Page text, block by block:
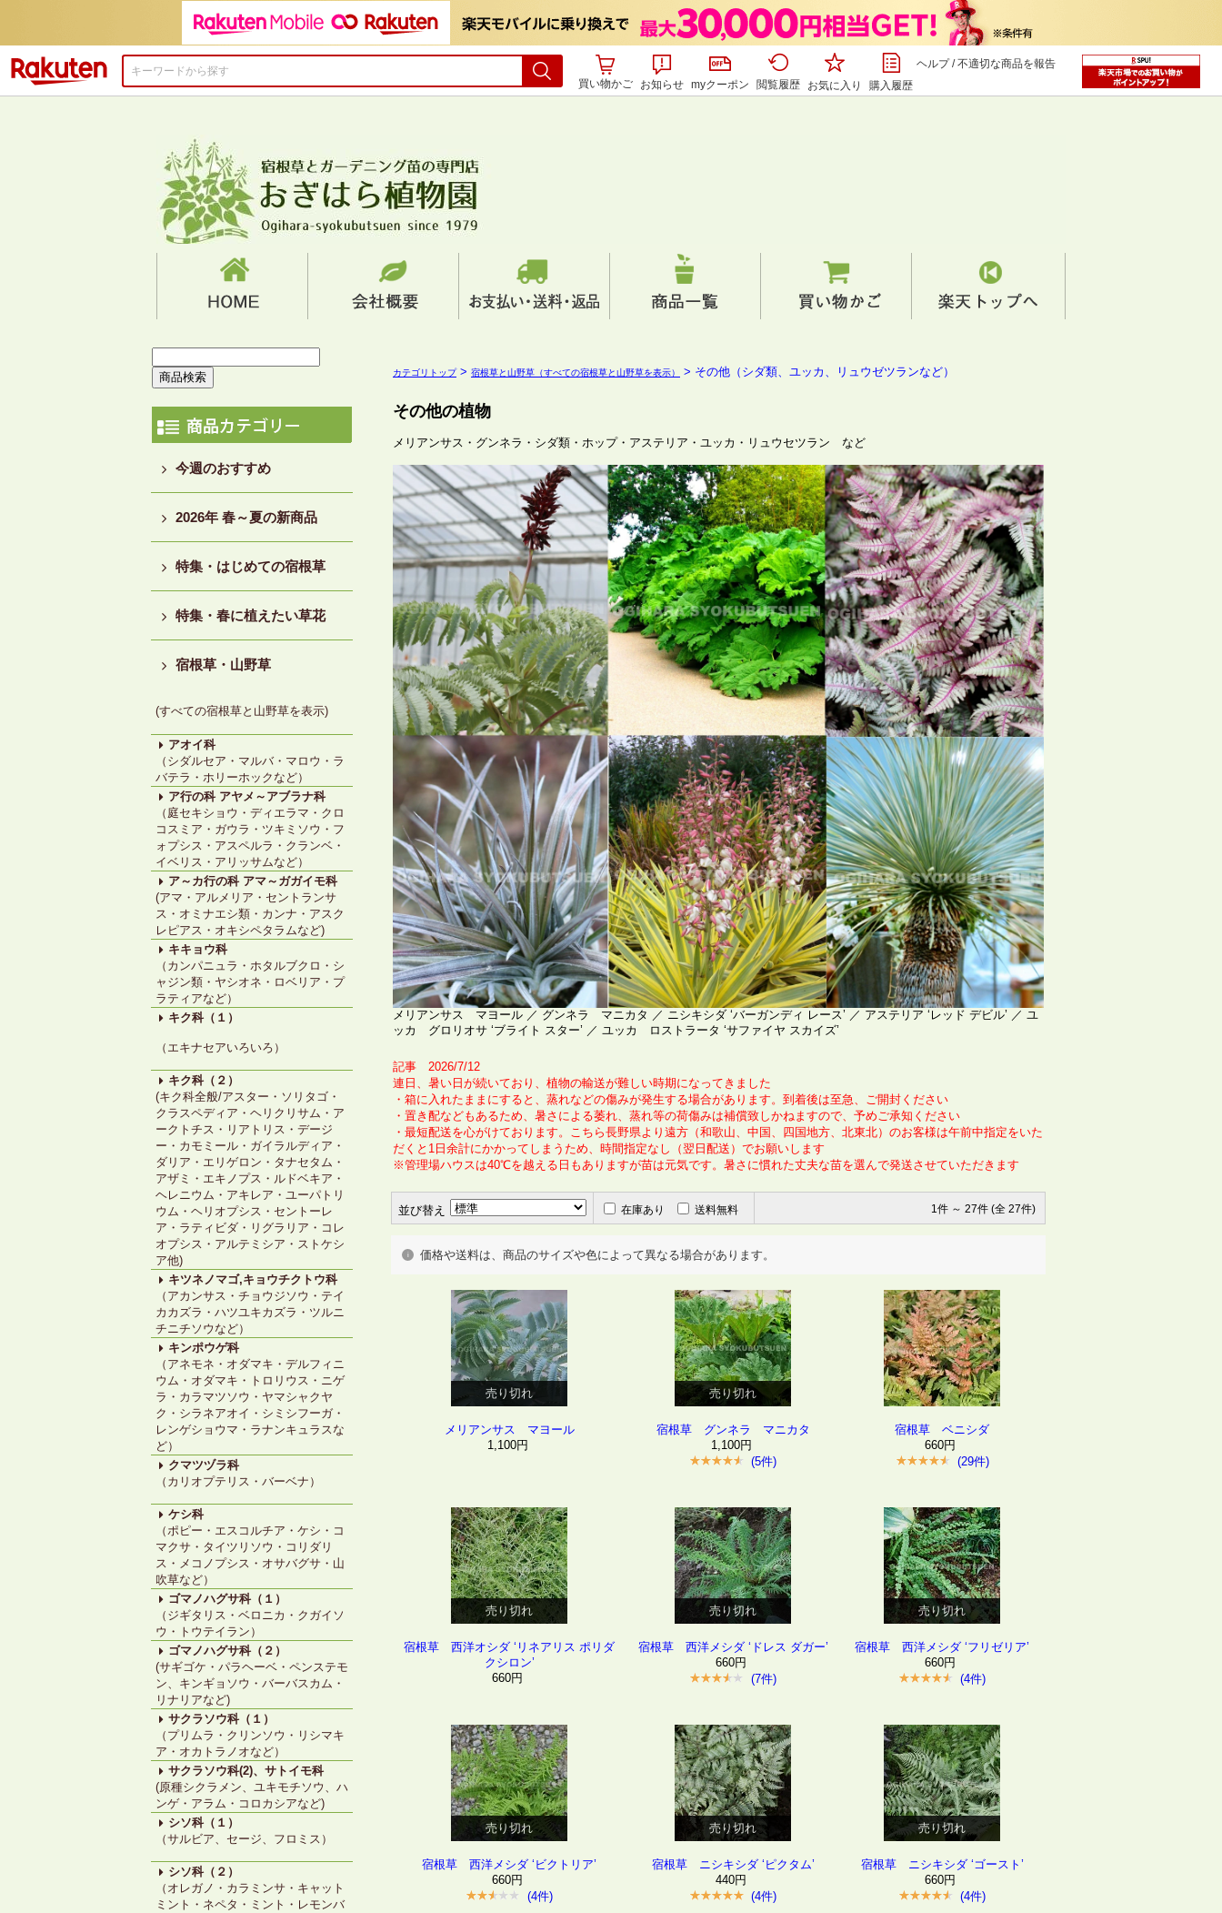
買い物かご
お知らせ myクーポン 閲覧履歴 お気に入り 購入履歴
ヘルプ/不適切な商品を報告
今週のおすすめ
2026年 春～夏の新商品
特集・はじめての宿根草
特集・春に植えたい草花
宿根草・山野草
(すべての宿根草と山野草を表示)
アオイ科
（シダルセア・マルバ・マロウ・ラ
バテラ・ホリーホックなど）
ア行の科 アヤメ～アブラナ科
（庭セキショウ・ディエラマ・クロ
コスミア・ガウラ・ツキミソウ・フ
ォプシス・アスペルラ・クランベ・
イベリス・アリッサムなど）
ア～カ行の科 アマ～ガガイモ科
(アマ・アルメリア・セントランサ
ス・オミナエシ類・カンナ・アスク
レピアス・オキシペタラムなど)
キキョウ科
（カンパニュラ・ホタルブクロ・シ
ャジン類・ヤシオネ・ロベリア・プ
ラティアなど）
キク科（１）
（エキナセアいろいろ）
キク科（２）
(キク科全般/アスター・ソリタゴ・
クラスペディア・ヘリクリサム・ア
ークトチス・リアトリス・デージ
ー・カモミール・ガイラルディア・
ダリア・エリゲロン・タナセタム・
アザミ・エキノプス・ルドベキア・
ヘレニウム・アキレア・ユーパトリ
ウム・ヘリオプシス・セントーレ
ア・ラティビダ・リグラリア・コレ
オプシス・アルテミシア・ストケシ
ア他)
キツネノマゴ,キョウチクトウ科
（アカンサス・チョウジソウ・テイ
カカズラ・ハツユキカズラ・ツルニ
チニチソウなど）
キンポウゲ科
（アネモネ・オダマキ・デルフィニ
ウム・オダマキ・トロリウス・ニゲ
ラ・カラマツソウ・ヤマシャクヤ
ク・シラネアオイ・シミシフーガ・
レンゲショウマ・ラナンキュラスな
ど）
クマツヅラ科
（カリオプテリス・バーベナ）
ケシ科
（ポピー・エスコルチア・ケシ・コ
マクサ・タイツリソウ・コリダリ
ス・メコノプシス・オサバグサ・山
吹草など）
ゴマノハグサ科（１）
（ジギタリス・ベロニカ・クガイソ
ウ・トウテイラン）
ゴマノハグサ科（２）
(サギゴケ・パラヘーベ・ペンステモ
ン、キンギョソウ・バーバスカム・
リナリアなど)
サクラソウ科（１）
（プリムラ・クリンソウ・リシマキ
ア・オカトラノオなど）
サクラソウ科(2)、サトイモ科
(原種シクラメン、ユキモチソウ、ハ
ンゲ・アラム・コロカシアなど)
シソ科（１）
（サルビア、セージ、フロミス）
シソ科（２）
（オレガノ・カラミンサ・キャット
ミント・ネペタ・ミント・レモンバ
カテゴリトップ> 宿根草と山野草（すべての宿根草と山野草を表示） > その他（シダ類、ユッカ、リュウゼツランなど）
その他の植物
メリアンサス・グンネラ・シダ類・ホップ・アステリア・ユッカ・リュウセツラン など
メリアンサス マヨール ／ グンネラ マニカタ ／ ニシキシダ ‘バーガンディ レース’ ／ アステリア ‘レッド デビル’ ／ ユ
ッカ グロリオサ ‘ブライト スター’ ／ ユッカ ロストラータ ‘サファイヤ スカイズ’
記事 2026/7/12
連日、暑い日が続いており、植物の輸送が難しい時期になってきました
・箱に入れたままにすると、蒸れなどの傷みが発生する場合があります。到着後は至急、ご開封ください
・置き配などもあるため、暑さによる萎れ、蒸れ等の荷傷みは補償致しかねますので、予めご承知ください
・最短配送を心がけております。こちら長野県より遠方（和歌山、中国、四国地方、北東北）のお客様は午前中指定をいた
だくと1日余計にかかってしまうため、時間指定なし（翌日配送）でお願いします
※管理場ハウスは40℃を越える日もありますが苗は元気です。暑さに慣れた丈夫な苗を選んで発送させていただきます
並び替え 在庫あり 送料無料 1件 ～ 27件 (全 27件)
価格や送料は、商品のサイズや色によって異なる場合があります。
売り切れ 売り切れ
メリアンサス マヨール
1,100円
宿根草 グンネラ マニカタ
1,100円
(5件)
宿根草 ベニシダ
660円
(29件)
売り切れ 売り切れ 売り切れ
宿根草 西洋オシダ ‘リネアリス ポリダ
クシロン’
660円
宿根草 西洋メシダ ‘ドレス ダガー’
660円
(7件)
宿根草 西洋メシダ ‘フリゼリア’
660円
(4件)
売り切れ 売り切れ 売り切れ
宿根草 西洋メシダ ‘ビクトリア’
660円
(4件)
宿根草 ニシキシダ ‘ピクタム’
440円
(4件)
宿根草 ニシキシダ ‘ゴースト’
660円
(4件)